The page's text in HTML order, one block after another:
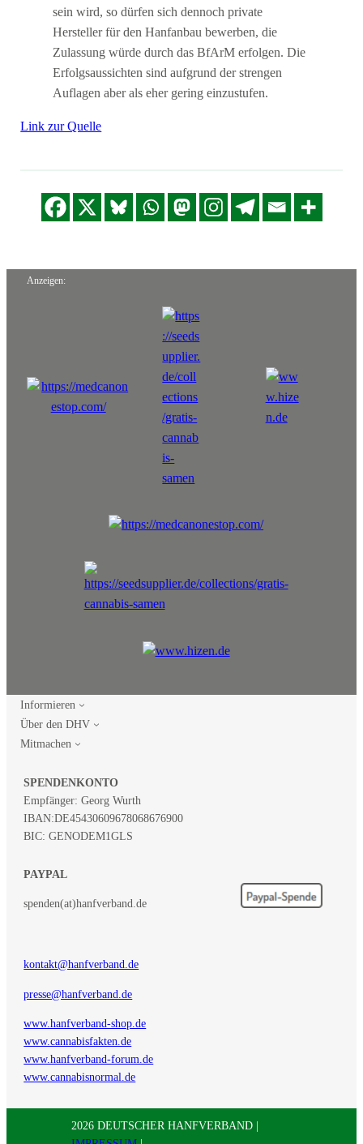
sein wird, so dürfen sich dennoch private
Hersteller für den Hanfanbau bewerben, die
Zulassung würde durch das BfArM erfolgen. Die
Erfolgsaussichten sind aufgrund der strengen
Auflagen aber als eher gering einzustufen.
Link zur Quelle
Anzeigen:
Informieren
Über den DHV
Mitmachen
SPENDENKONTO
Empfänger: Georg Wurth
IBAN:DE45430609678068676900
BIC: GENODEM1GLS
PAYPAL
spenden(at)hanfverband.de
kontakt@hanfverband.de
presse@hanfverband.de
www.hanfverband-shop.de
www.cannabisfakten.de
www.hanfverband-forum.de
www.cannabisnormal.de
2026 DEUTSCHER HANFVERBAND |